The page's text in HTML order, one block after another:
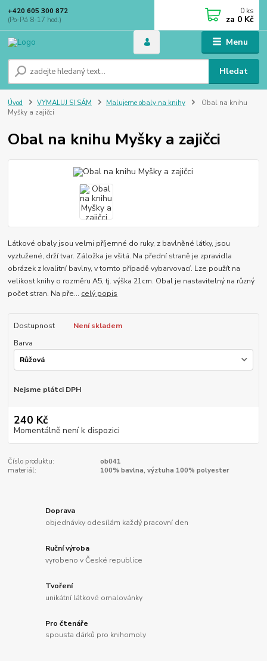
Menu
Hledat
+420 605 300 872
(Po-Pá 8-17 hod.)
0 ks
za 0 Kč
Úvod VYMALUJ SI SÁM Malujeme obaly na knihy
Obal na knihu
Myšky a zajičci
Obal na knihu Myšky a zajičci
Látkové obaly jsou velmi příjemné do ruky, z bavlněné látky, jsou
vyztužené, drží tvar. Záložka je všitá. Na přední straně je zpravidla
obrázek z kvalitní bavlny, v tomto případě vybarvovací. Lze použít na
velikost knihy o rozměru A5, tj. výška 21cm. Obal je nastavitelný na různý
počet stran. Na pře... celý popis
Dostupnost
Není skladem
Barva
Nejsme plátci DPH
240 Kč
Momentálně není k dispozici
Číslo produktu:
ob041
materiál:
100% bavlna, výztuha 100% polyester
Doprava
objednávky odesílám každý pracovní den
Ruční výroba
vyrobeno v České republice
Tvoření
unikátní látkové omalovánky
Pro čtenáře
spousta dárků pro knihomoly